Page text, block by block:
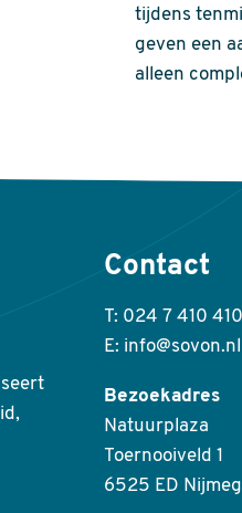
tijdens
geven een
alleen
Contact
T: 024 7 410 410
E: info@sovon.nl
Bezoekadres
Natuurplaza
Toernooiveld 1
6525 ED